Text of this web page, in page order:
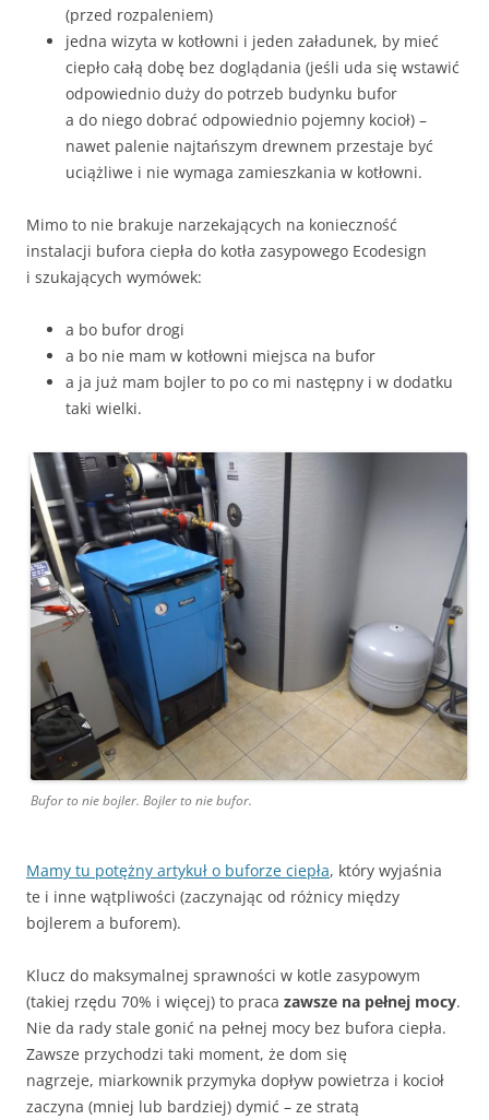
(przed rozpaleniem)
jedna wizyta w kotłowni i jeden załadunek, by mieć
ciepło całą dobę bez doglądania (jeśli uda się wstawić
odpowiednio duży do potrzeb budynku bufor
a do niego dobrać odpowiednio pojemny kocioł) –
nawet palenie najtańszym drewnem przestaje być
uciążliwe i nie wymaga zamieszkania w kotłowni.
Mimo to nie brakuje narzekających na konieczność
instalacji bufora ciepła do kotła zasypowego Ecodesign
i szukających wymówek:
a bo bufor drogi
a bo nie mam w kotłowni miejsca na bufor
a ja już mam bojler to po co mi następny i w dodatku
taki wielki.
Bufor to nie bojler. Bojler to nie bufor.
Mamy tu potężny artykuł o buforze ciepła, który wyjaśnia
te i inne wątpliwości (zaczynając od różnicy między
bojlerem a buforem).
Klucz do maksymalnej sprawności w kotle zasypowym
(takiej rzędu 70% i więcej) to praca zawsze na pełnej mocy.
Nie da rady stale gonić na pełnej mocy bez bufora ciepła.
Zawsze przychodzi taki moment, że dom się
nagrzeje, miarkownik przymyka dopływ powietrza i kocioł
zaczyna (mniej lub bardziej) dymić – ze stratą